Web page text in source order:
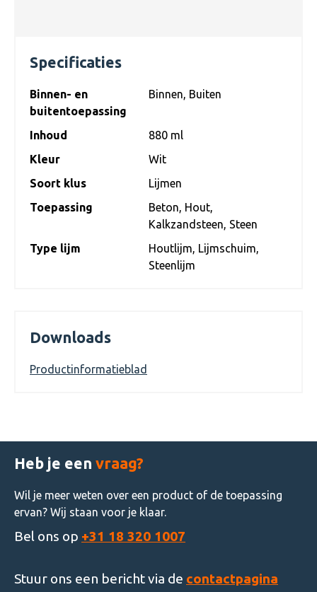
Specificaties
Binnen- en
buitentoepassing
Binnen, Buiten
Inhoud
880 ml
Kleur
Wit
Soort klus
Lijmen
Toepassing
Beton, Hout,
Kalkzandsteen, Steen
Type lijm
Houtlijm, Lijmschuim,
Steenlijm
Downloads
Productinformatieblad
Heb je een vraag?
Wil je meer weten over een product of de toepassing
ervan? Wij staan voor je klaar.
Bel ons op +31 18 320 1007
Stuur ons een bericht via de contactpagina